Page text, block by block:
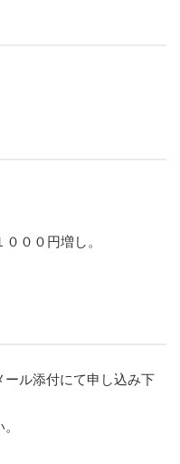
００円増し。
ル添付にて申し込み下